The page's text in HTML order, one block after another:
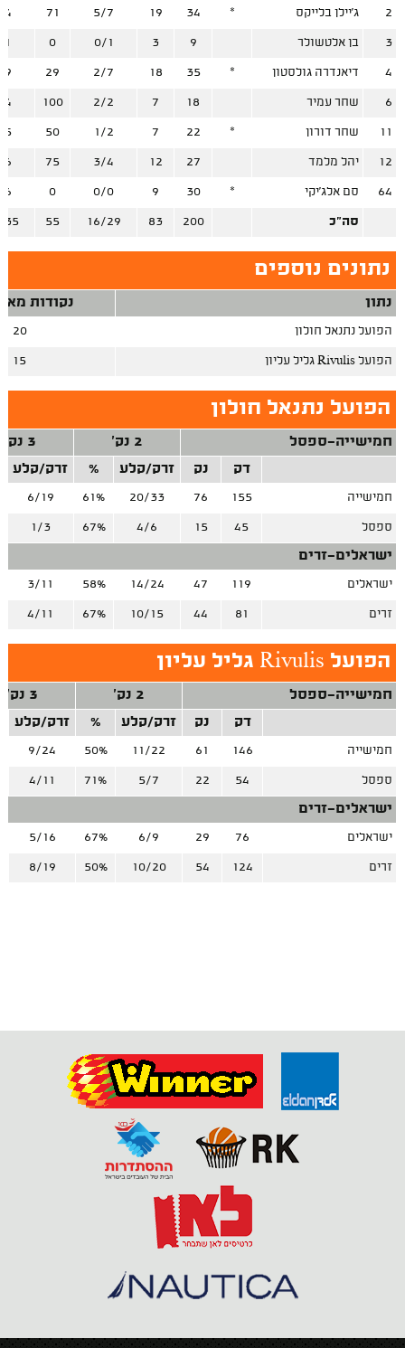
2 ג'יילן בלייקס *
34
19
5/7
71
4
3 בן אלטשולר 9
3
0/1
0
1
4 דיאנדרה גולסטון *
35
18
2/7
29
9
6 שחר עמיר 18
7
2/2
100
4
11 שחר דורון *
22
7
1/2
50
5
12 יהל מלמד 27
12
3/4
75
6
64 סם אלג'יקי *
30
9
0/0
0
6
סה"כ 200
83
16/29
55
35
נתונים נוספים
נתון נקודות
הפועל נתנאל חולון 20
הפועל Rivulis גליל עליון 15
הפועל נתנאל חולון
חמישייה-ספסל 2 נק'
3 נק'
דק
נק זרק/קלע % זרק/קלע
חמישייה 155
76
20/33
61%
6/19
ספסל 45
15
4/6
67%
1/3
ישראלים-זרים
ישראלים 119
47
14/24
58%
3/11
זרים 81
44
10/15
67%
4/11
הפועל Rivulis גליל עליון
חמישייה-ספסל 2 נק'
3 נק'
דק
נק זרק/קלע % זרק/קלע
חמישייה 146
61
11/22
50%
9/24
ספסל 54
22
5/7
71%
4/11
ישראלים-זרים
ישראלים 76
29
6/9
67%
5/16
זרים 124
54
10/20
50%
8/19